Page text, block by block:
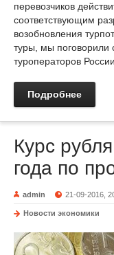
перевозчиков
соответствующим
возобновления
туры, мы поговорили
туроператоров
Подробнее
Курс
года по
admin 21-09-2016,
Новости экономики